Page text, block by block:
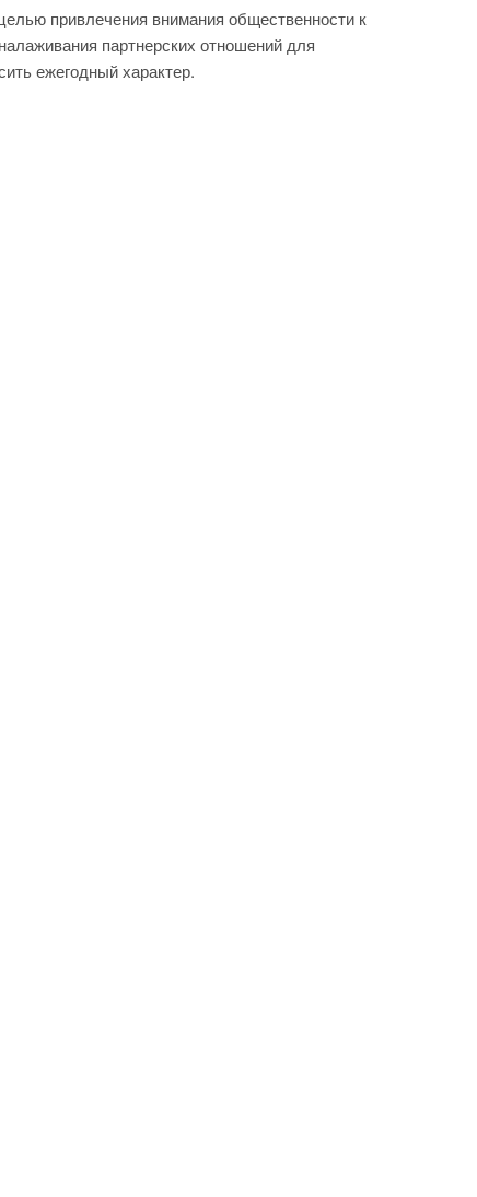
привлечения внимания общественности к
партнерских отношений для
ежегодный характер.